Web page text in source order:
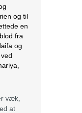
og til
en
fra
og
væk,
at